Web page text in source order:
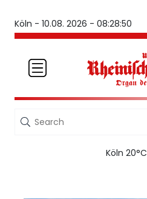
Köln - 10.08. 2026 - 08:28:50
Köln 20°C